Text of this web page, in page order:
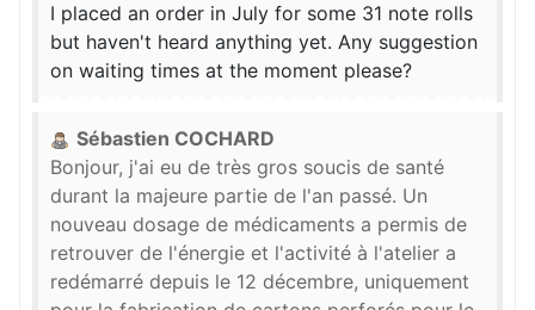
I placed an order in July for some 31 note rolls
but haven't heard anything yet. Any suggestion
on waiting times at the moment please?
Sébastien COCHARD
Bonjour, j'ai eu de très gros soucis de santé
durant la majeure partie de l'an passé. Un
nouveau dosage de médicaments a permis de
retrouver de l'énergie et l'activité à l'atelier a
redémarré depuis le 12 décembre, uniquement